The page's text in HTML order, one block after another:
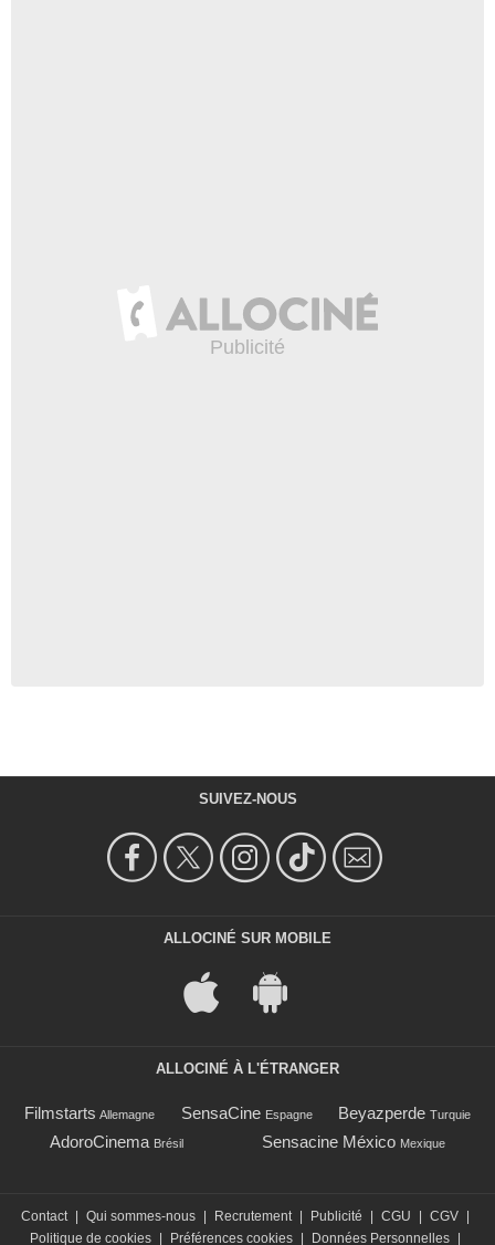
SUIVEZ-NOUS
ALLOCINÉ SUR MOBILE
ALLOCINÉ À L'ÉTRANGER
Filmstarts Allemagne SensaCine Espagne Beyazperde Turquie
AdoroCinema Brésil Sensacine México Mexique
Contact Qui sommes-nous Recrutement Publicité CGU CGV
Politique de cookies
Préférences cookies Données Personnelles